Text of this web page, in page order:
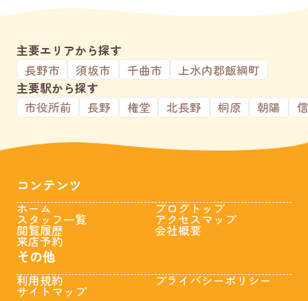
主要エリアから探す
長野市
須坂市 千曲市
上水内郡飯綱町
主要駅から探す
市役所前
長野 権堂 北長野 桐原 朝陽
コンテンツ
ホーム
スタッフ一覧
閲覧履歴
来店予約
ブログトップ
アクセスマップ
会社概要
その他
利用規約
サイトマップ
プライバシーポリシー